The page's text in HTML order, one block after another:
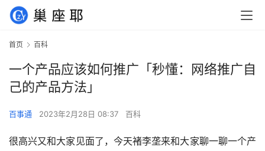
首页 百科
一个产品应该如何推广「秒懂：网络推广自
己的产品方法」
百事通 2023年2月28日 08:37 百科
很高兴又和大家见面了，今天褚李垄来和大家聊一聊一个产